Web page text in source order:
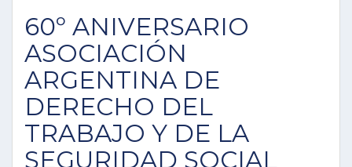
60º ANIVERSARIO
ASOCIACIÓN
ARGENTINA DE
DERECHO DEL
TRABAJO Y DE LA
SEGURIDAD SOCIAL